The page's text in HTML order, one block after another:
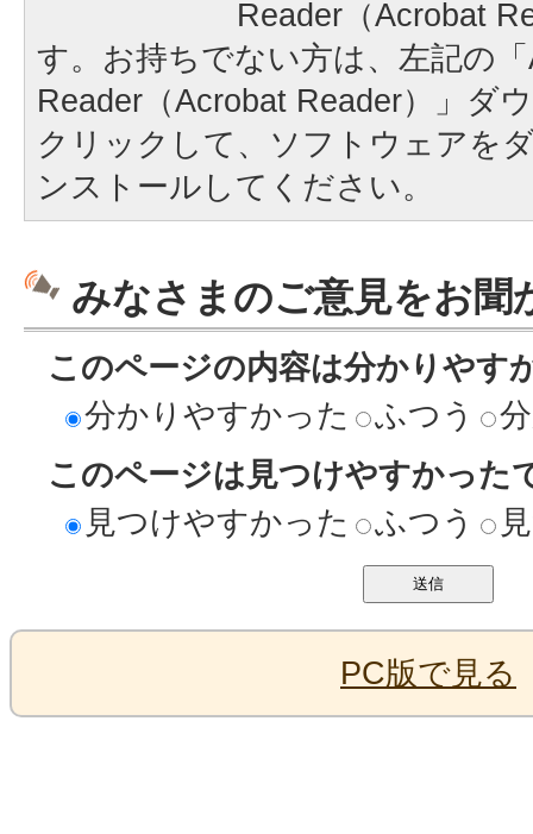
Reader（Acrobat
す。お持ちでない方は、左記の
Reader（Acrobat Reader）」ダ
クリックして、ソフトウェアを
ンストールしてください。
みなさまのご意見をお聞
このページの内容は分かりやす
分かりやすかった
ふつう
このページは見つけやすかった
見つけやすかった
ふつう
PC版で見る